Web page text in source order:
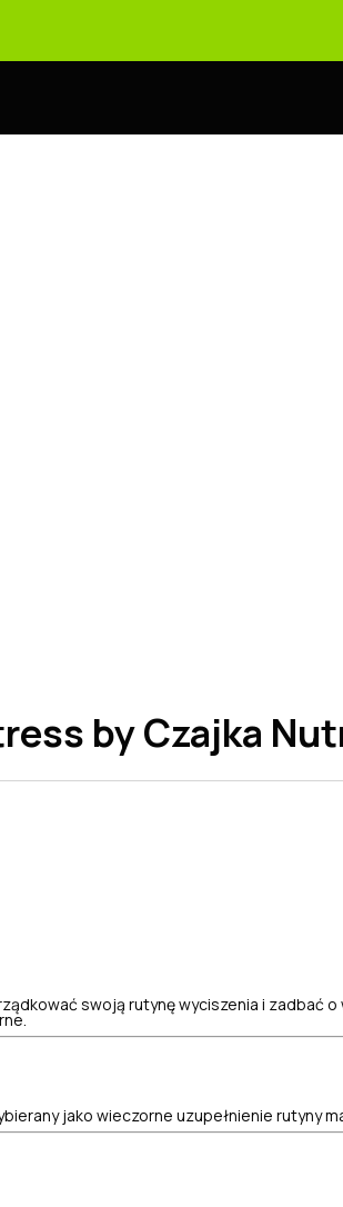
by Czajka
swoją rutynę wyciszenia i zadbać
jako wieczorne uzupełnienie rutyny